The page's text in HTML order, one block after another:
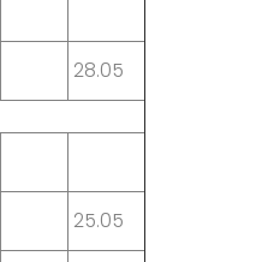
28.05
25.05